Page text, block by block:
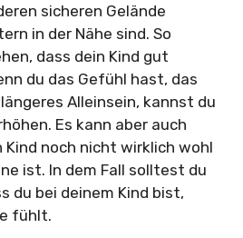
sicheren Gelände
in der Nähe sind. So
dass dein Kind gut
du das Gefühl hast, das
Alleinsein, kannst du
Es kann aber auch
Kind noch nicht wirklich wohl
ist. In dem Fall solltest du
du bei deinem Kind bist,
fühlt.